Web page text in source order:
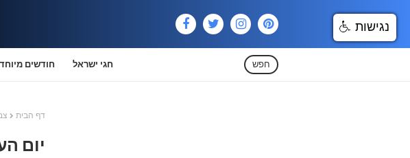
חודשים חגי ישראל חפש
דף הבית
יום
נגישות